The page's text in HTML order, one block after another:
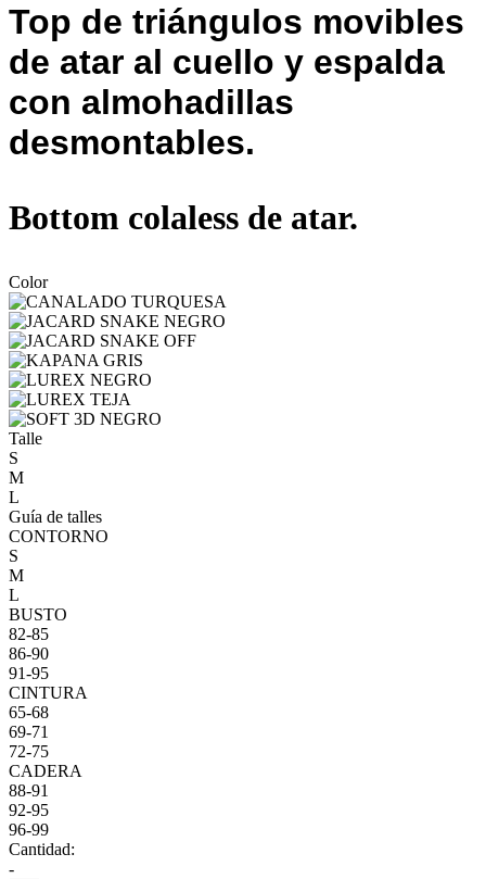
Top de triángulos movibles
de atar al cuello y espalda
con almohadillas
desmontables.
Bottom colaless de atar.
Color
Talle
S
M
L
Guía de talles
CONTORNO
S
M
L
BUSTO
82-85
86-90
91-95
CINTURA
65-68
69-71
72-75
CADERA
88-91
92-95
96-99
Cantidad:
-